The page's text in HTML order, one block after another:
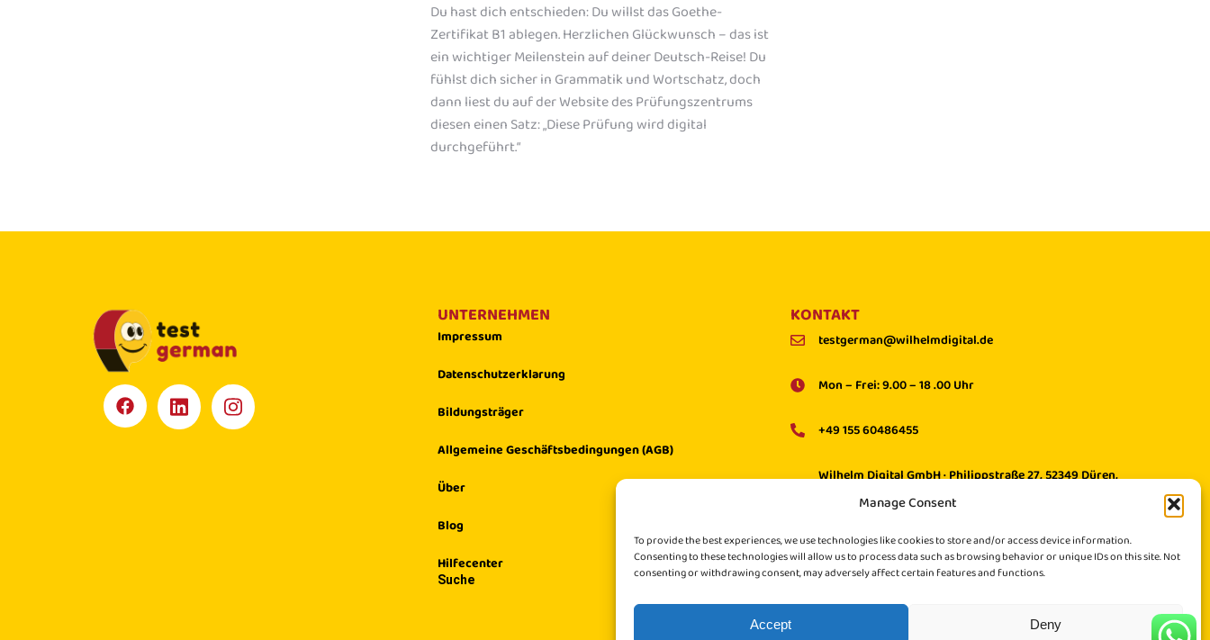
Manage Consent
To provide the best experiences, we use technologies like cookies to store and/or access device information.
Consenting to these technologies will allow us to process data such as browsing behavior or unique IDs on this site. Not
consenting or withdrawing consent, may adversely affect certain features and functions.
Accept Deny
Du hast dich entschieden: Du willst das Goethe-
Zertifikat B1 ablegen. Herzlichen Glückwunsch – das ist
ein wichtiger Meilenstein auf deiner Deutsch-Reise! Du
fühlst dich sicher in Grammatik und Wortschatz, doch
dann liest du auf der Website des Prüfungszentrums
diesen einen Satz: „Diese Prüfung wird digital
durchgeführt.“
UNTERNEHMEN
Impressum
Datenschutzerklarung
Bildungsträger
Allgemeine Geschäftsbedingungen (AGB)
Über
Blog
Hilfecenter
Suche
KONTAKT
testgerman@wilhelmdigital.de
Mon – Frei: 9.00 – 18 .00 Uhr
+49 155 60486455
Wilhelm Digital GmbH · Philippstraße 27, 52349 Düren,
Germany